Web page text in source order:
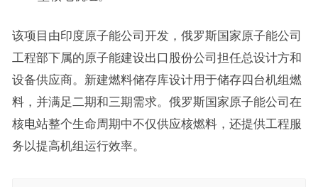
该项目由印度原子能公司开发，俄罗斯国家原子能公司
工程部下属的原子能建设出口股份公司担任总设计方和
设备供应商。新建燃料储存库设计用于储存四台机组燃
料，并满足二期和三期需求。俄罗斯国家原子能公司在
核电站整个生命周期中不仅供应核燃料，还提供工程服
务以提高机组运行效率。